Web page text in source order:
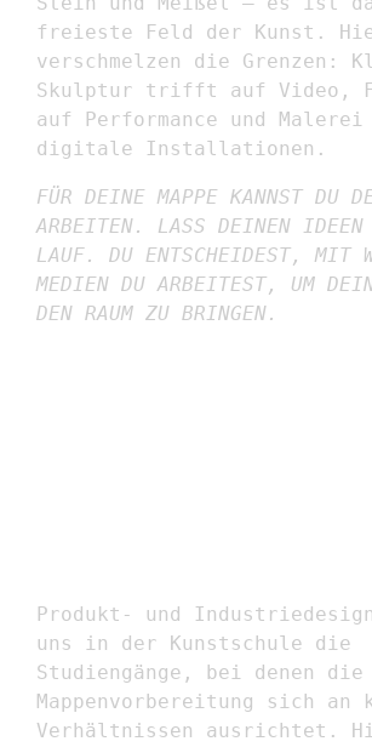
freieste Feld der Kunst.
verschmelzen die Grenzen:
Skulptur trifft auf Video,
auf Performance und Malerei
digitale Installationen.
FÜR DEINE MAPPE KANNST DU
ARBEITEN. LASS DEINEN IDEEN
LAUF. DU ENTSCHEIDEST, MIT
MEDIEN DU ARBEITEST, UM
DEN RAUM ZU BRINGEN.
Produkt- und
uns in der Kunstschule die
Studiengänge, bei denen die
Mappenvorbereitung sich an
Verhältnissen ausrichtet.